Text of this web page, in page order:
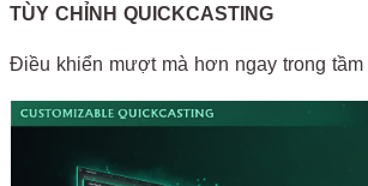
TÙY CHỈNH QUICKCASTING
Điều khiển mượt mà hơn ngay trong tầm